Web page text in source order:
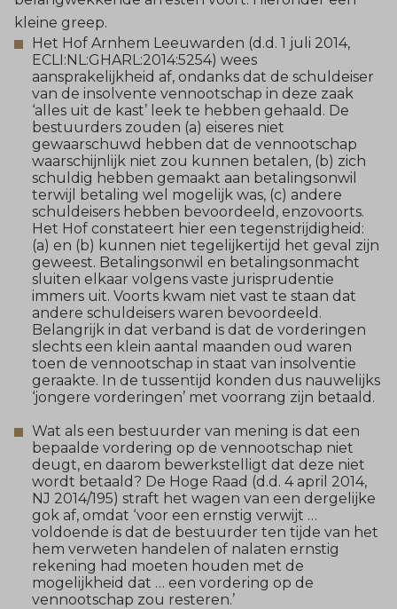
kleine greep.
Het Hof Arnhem Leeuwarden (d.d. 1 juli 2014,
ECLI:NL:GHARL:2014:5254) wees
aansprakelijkheid af, ondanks dat de schuldeiser
van de insolvente vennootschap in deze zaak
‘alles uit de kast’ leek te hebben gehaald. De
bestuurders zouden (a) eiseres niet
gewaarschuwd hebben dat de vennootschap
waarschijnlijk niet zou kunnen betalen, (b) zich
schuldig hebben gemaakt aan betalingsonwil
terwijl betaling wel mogelijk was, (c) andere
schuldeisers hebben bevoordeeld, enzovoorts.
Het Hof constateert hier een tegenstrijdigheid:
(a) en (b) kunnen niet tegelijkertijd het geval zijn
geweest. Betalingsonwil en betalingsonmacht
sluiten elkaar volgens vaste jurisprudentie
immers uit. Voorts kwam niet vast te staan dat
andere schuldeisers waren bevoordeeld.
Belangrijk in dat verband is dat de vorderingen
slechts een klein aantal maanden oud waren
toen de vennootschap in staat van insolventie
geraakte. In de tussentijd konden dus nauwelijks
‘jongere vorderingen’ met voorrang zijn betaald.
Wat als een bestuurder van mening is dat een
bepaalde vordering op de vennootschap niet
deugt, en daarom bewerkstelligt dat deze niet
wordt betaald? De Hoge Raad (d.d. 4 april 2014,
NJ 2014/195) straft het wagen van een dergelijke
gok af, omdat ‘voor een ernstig verwijt …
voldoende is dat de bestuurder ten tijde van het
hem verweten handelen of nalaten ernstig
rekening had moeten houden met de
mogelijkheid dat … een vordering op de
vennootschap zou resteren.’